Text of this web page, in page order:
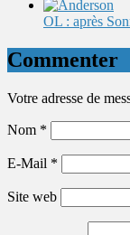
OL : après
Commenter
Votre adresse de
Nom *
E-Mail *
Site web